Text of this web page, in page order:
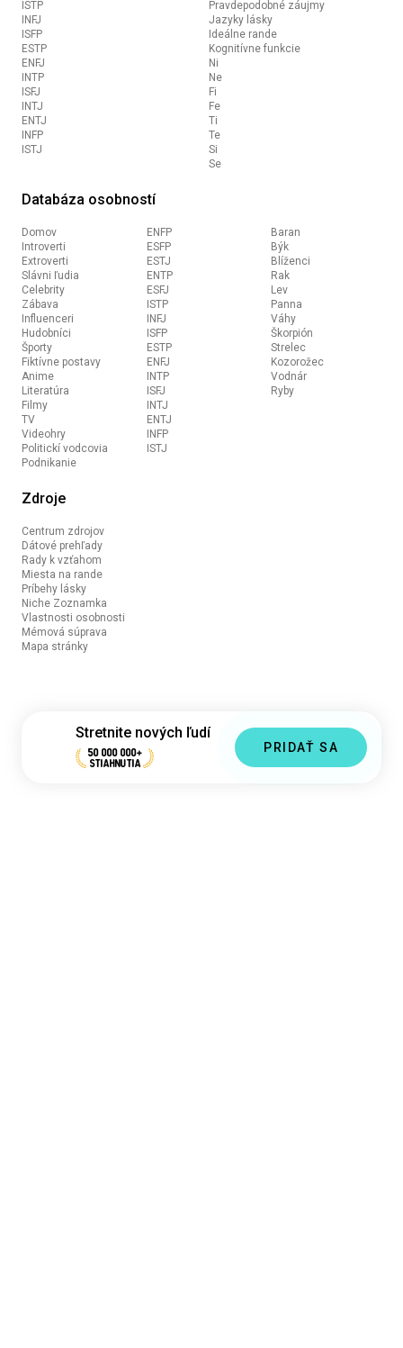
ISTP
INFJ
ISFP
ESTP
ENFJ
INTP
ISFJ
INTJ
ENTJ
INFP
ISTJ
Pravdepodobné záujmy
Jazyky lásky
Ideálne rande
Kognitívne funkcie
Ni
Ne
Fi
Fe
Ti
Te
Si
Se
Databáza osobností
Domov
Introverti
Extroverti
Slávni ľudia
Celebrity
Zábava
Influenceri
Hudobníci
Športy
Fiktívne postavy
Anime
Literatúra
Filmy
TV
Videohry
Politickí vodcovia
Podnikanie
ENFP
ESFP
ESTJ
ENTP
ESFJ
ISTP
INFJ
ISFP
ESTP
ENFJ
INTP
ISFJ
INTJ
ENTJ
INFP
ISTJ
Baran
Býk
Blíženci
Rak
Lev
Panna
Váhy
Škorpión
Strelec
Kozorožec
Vodnár
Ryby
Zdroje
Centrum zdrojov
Dátové prehľady
Rady k vzťahom
Miesta na rande
Príbehy lásky
Niche Zoznamka
Vlastnosti osobnosti
Mémová súprava
Mapa stránky
Stretnite nových ľudí
50 000 000+
STIAHNUTIA
PRIDAŤ SA